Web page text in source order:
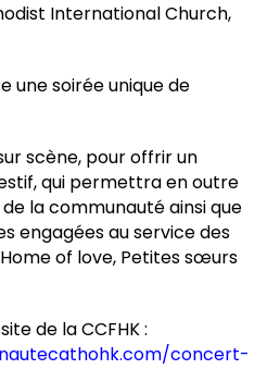
International Church,
une soirée unique de
scène, pour offrir un
qui permettra en outre
la communauté ainsi que
engagées au service des
of love, Petites sœurs
de la CCFHK :
concert-